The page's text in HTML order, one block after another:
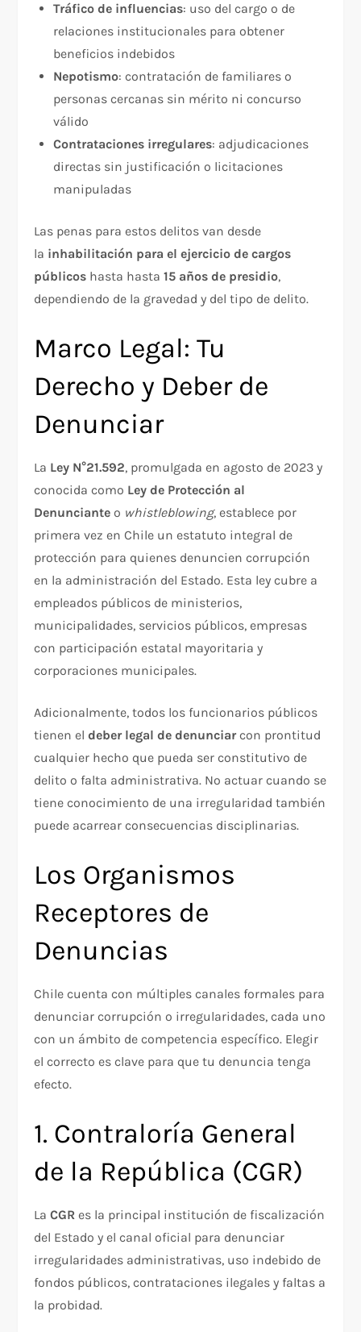
Tráfico de influencias: uso del cargo o de
relaciones institucionales para obtener
beneficios indebidos
Nepotismo: contratación de familiares o
personas cercanas sin mérito ni concurso
válido
Contrataciones irregulares: adjudicaciones
directas sin justificación o licitaciones
manipuladas
Las penas para estos delitos van desde
la inhabilitación para el ejercicio de cargos
públicos hasta hasta15 años de presidio,
dependiendo de la gravedad y del tipo de delito.
Marco Legal: Tu
Derecho y Deber de
Denunciar
La Ley N°21.592, promulgada en agosto de 2023 y
conocida como Ley de Protección al
Denunciante o whistleblowing, establece por
primera vez en Chile un estatuto integral de
protección para quienes denuncien corrupción
en la administración del Estado. Esta ley cubre a
empleados públicos de ministerios,
municipalidades, servicios públicos, empresas
con participación estatal mayoritaria y
corporaciones municipales.
Adicionalmente, todos los funcionarios públicos
tienen eldeber legal de denunciarcon prontitud
cualquier hecho que pueda ser constitutivo de
delito o falta administrativa. No actuar cuando se
tiene conocimiento de una irregularidad también
puede acarrear consecuencias disciplinarias.
Los Organismos
Receptores de
Denuncias
Chile cuenta con múltiples canales formales para
denunciar corrupción o irregularidades, cada uno
con un ámbito de competencia específico. Elegir
el correcto es clave para que tu denuncia tenga
efecto.
1. Contraloría General
de la República (CGR)
LaCGR es la principal institución de fiscalización
del Estado y el canal oficial para denunciar
irregularidades administrativas, uso indebido de
fondos públicos, contrataciones ilegales y faltas a
la probidad.